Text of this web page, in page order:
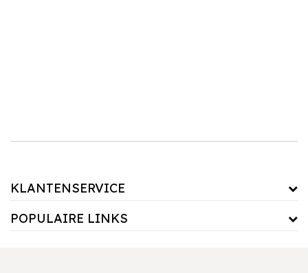
KLANTENSERVICE
POPULAIRE LINKS